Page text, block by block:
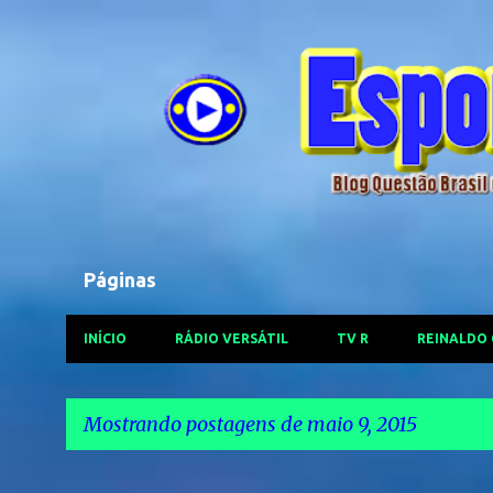
Páginas
INÍCIO RÁDIO VERSÁTIL TV R REINALDO
Mostrando postagens de maio 9, 2015